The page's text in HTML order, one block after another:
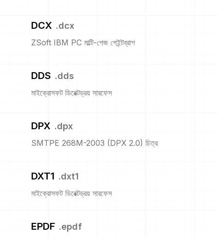
DCX .dcx
ZSoft IBM PC মাল্টি-পেজ পেইন্টব্রাশ
DDS .dds
মাইক্রোসফট ডিরেক্টড্রয় সারফেস
DPX .dpx
SMTPE 268M-2003 (DPX 2.0) চিত্র
DXT1 .dxt1
মাইক্রোসফট ডিরেক্টড্রয় সারফেস
EPDF .epdf